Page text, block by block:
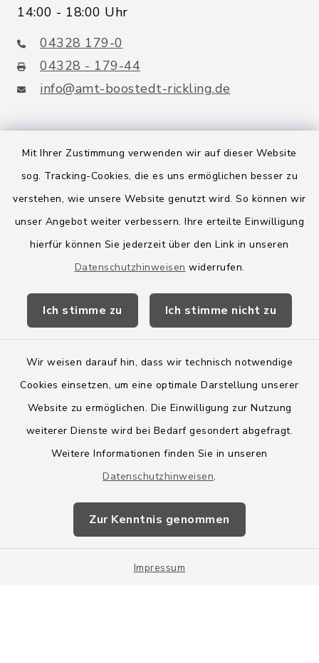
Mit Ihrer Zustimmung verwenden wir auf dieser Website
sog. Tracking-Cookies, die es uns ermöglichen besser zu
verstehen, wie unsere Website genutzt wird. So können wir
unser Angebot weiter verbessern. Ihre erteilte Einwilligung
hierfür können Sie jederzeit über den Link in unseren
Datenschutzhinweisen widerrufen.
Ich stimme zu Ich stimme nicht zu
Wir weisen darauf hin, dass wir technisch notwendige
Cookies einsetzen, um eine optimale Darstellung unserer
Website zu ermöglichen. Die Einwilligung zur Nutzung
weiterer Dienste wird bei Bedarf gesondert abgefragt.
Weitere Informationen finden Sie in unseren
Datenschutzhinweisen.
Zur Kenntnis genommen
Impressum
14:00 - 18:00 Uhr
04328 179-0
04328 - 179-44
info@amt-boostedt-rickling.de
Quicklinks
Amt Boostedt-Rickling
Amtsbroschüre
Kreis Segeberg
Wege-Zweckverband
Barrierefreiheit
Datenschutz
Impressum
Sitemap